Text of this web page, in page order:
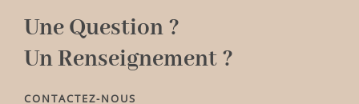
Une Question ?
Un Renseignement ?
CONTACTEZ-NOUS